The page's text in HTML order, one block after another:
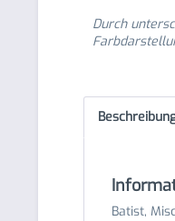
Durch
Batist,